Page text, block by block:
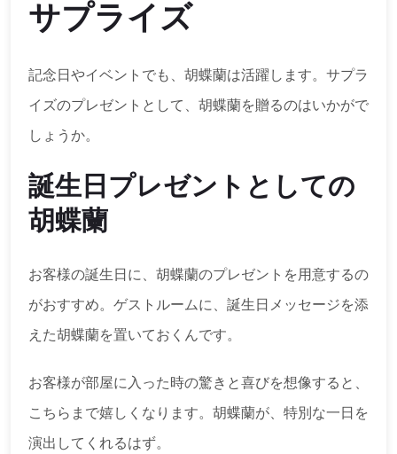
サプライズ
記念日やイベントでも、胡蝶蘭は活躍します。サプラ
イズのプレゼントとして、胡蝶蘭を贈るのはいかがで
しょうか。
誕生日プレゼントとしての
胡蝶蘭
お客様の誕生日に、胡蝶蘭のプレゼントを用意するの
がおすすめ。ゲストルームに、誕生日メッセージを添
えた胡蝶蘭を置いておくんです。
お客様が部屋に入った時の驚きと喜びを想像すると、
こちらまで嬉しくなります。胡蝶蘭が、特別な一日を
演出してくれるはず。